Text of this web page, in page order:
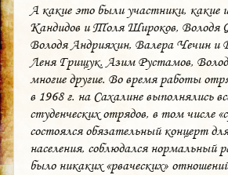
А какие это были участники, какие
Кандидов и Толя Широков, Володя
Володя Андрияхин, Валера Чечин и
Леня Грищук, Азим Рустамов,
многие другие. Во время работы
в 1968 г. на Сахалине выполнялись
студенческих отрядов, в том числе
состоялся обязательный концерт
населения, соблюдался нормальный
было никаких «рваческих»